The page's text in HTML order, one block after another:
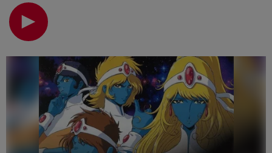
La music story du jour c’est celle des BO électro au
cinéma… Une semaine à parler des musiques élect